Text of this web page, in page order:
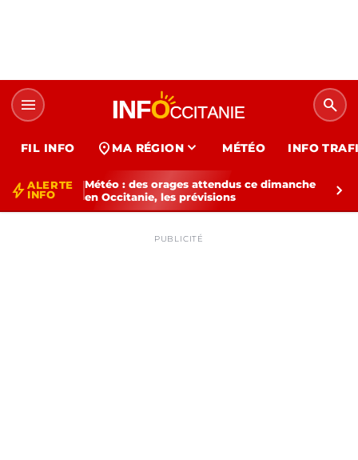
menu search
FIL INFO location_on MA RÉGION expand_more MÉTÉO INFO
bolt ALERTE
INFO
Météo : des orages attendus ce dimanche
en Occitanie, les prévisions
chevron_right
PUBLICITÉ